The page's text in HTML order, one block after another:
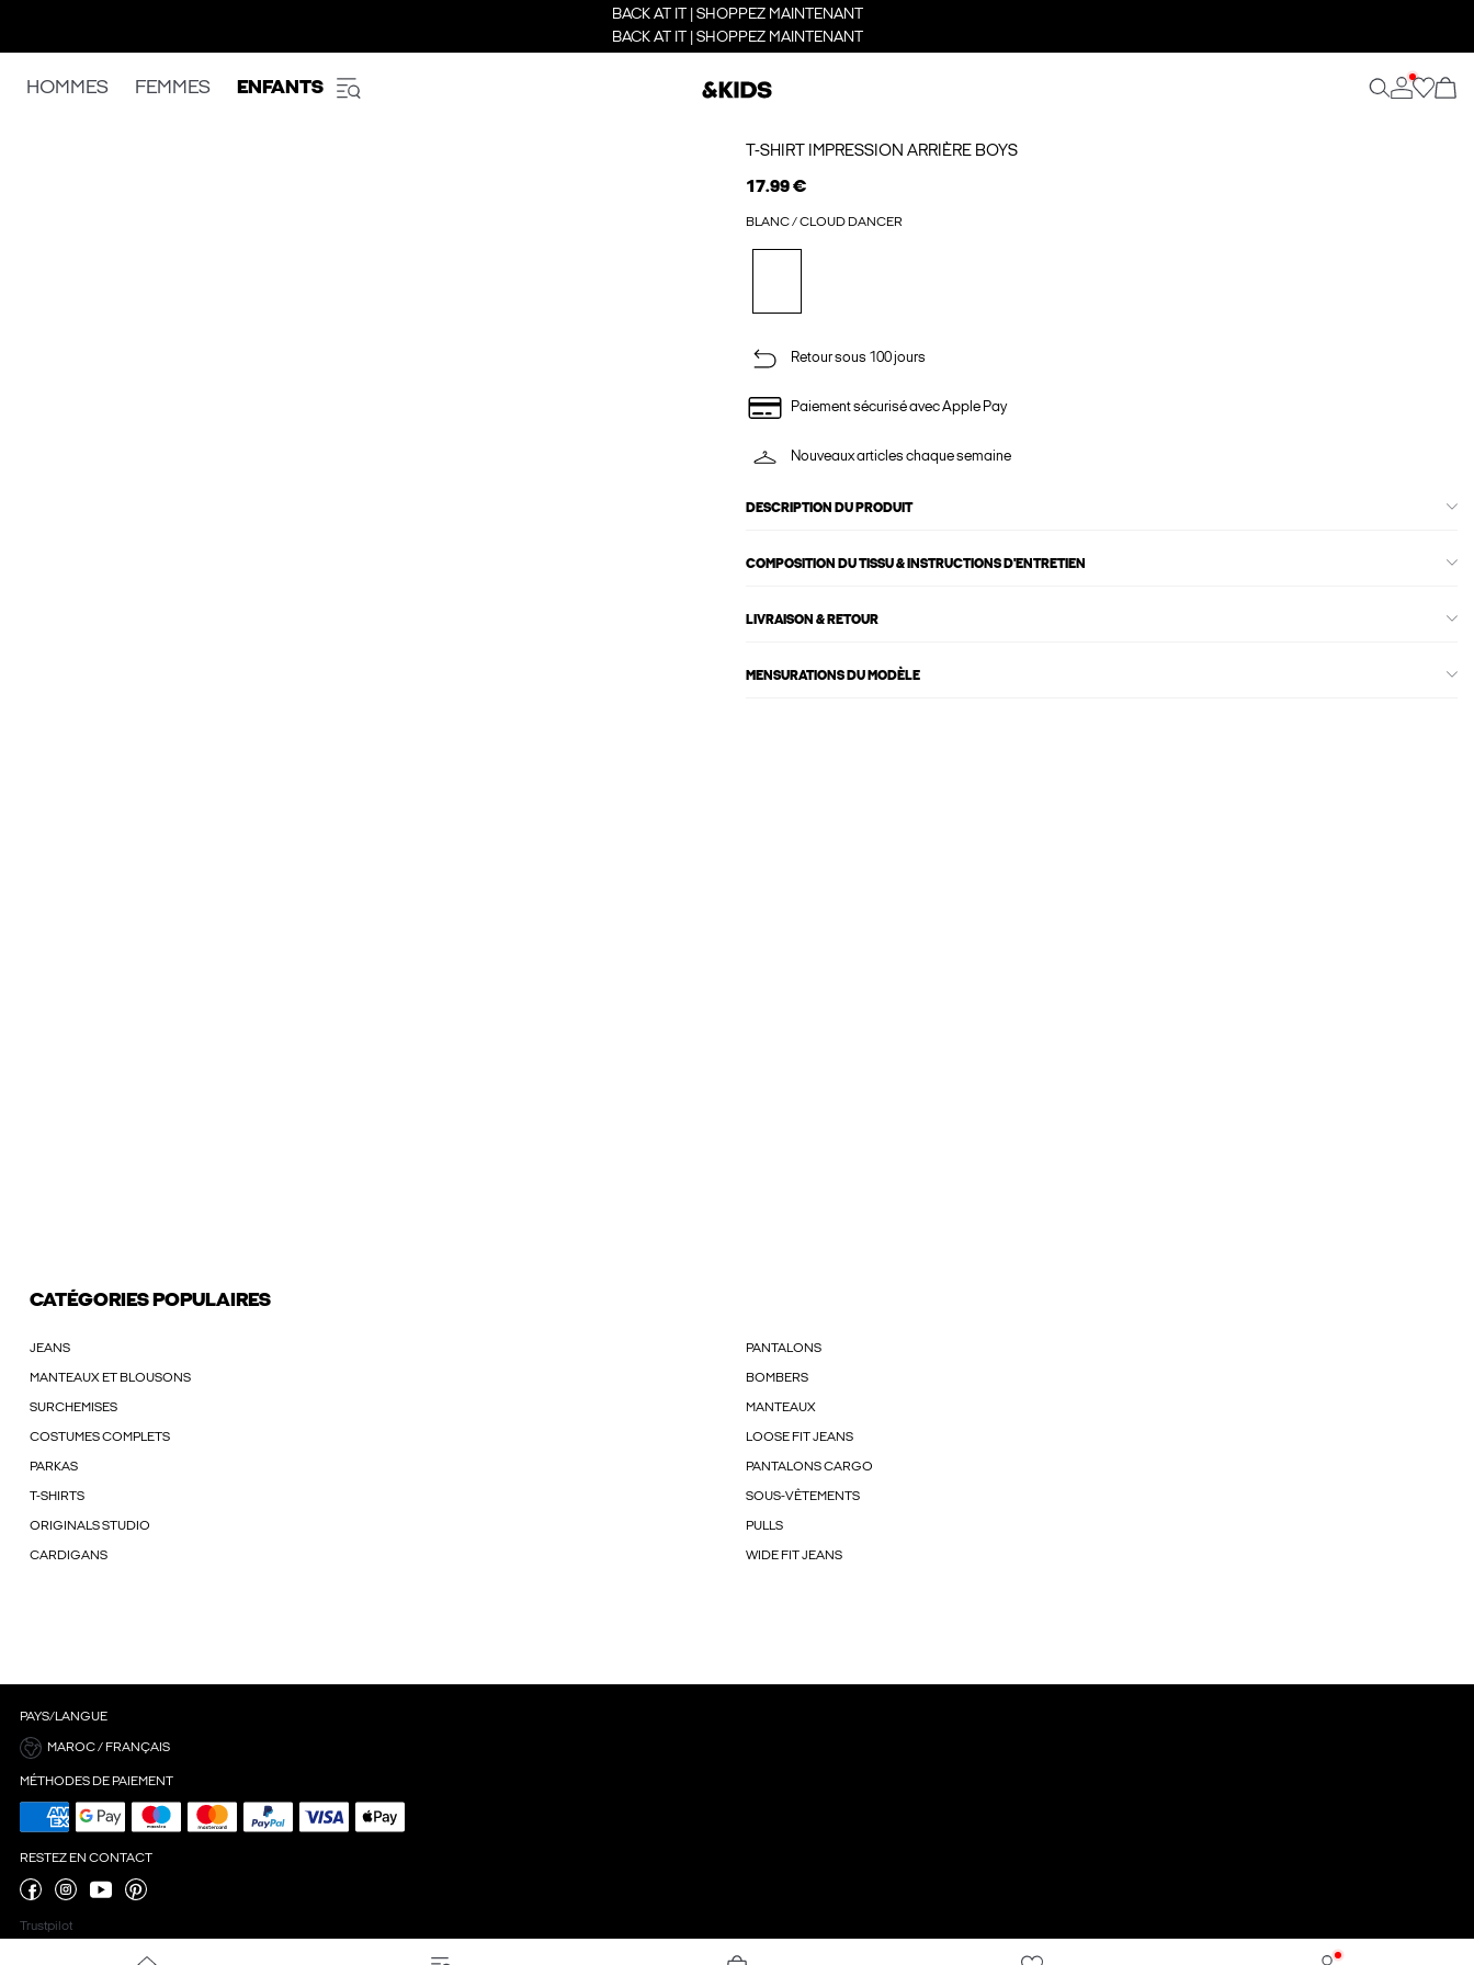
BACK AT IT | SHOPPEZ MAINTENANT
BACK AT IT | SHOPPEZ MAINTENANT
HOMMES FEMMES ENFANTS
T-SHIRT IMPRESSION ARRIÈRE BOYS
17.99 €
BLANC / CLOUD DANCER
Retour sous 100 jours
Paiement sécurisé avec Apple Pay
Nouveaux articles chaque semaine
DESCRIPTION DU PRODUIT
COMPOSITION DU TISSU & INSTRUCTIONS D'ENTRETIEN
LIVRAISON & RETOUR
MENSURATIONS DU MODÈLE
CATÉGORIES POPULAIRES
JEANS PANTALONS
MANTEAUX ET BLOUSONS BOMBERS
SURCHEMISES MANTEAUX
COSTUMES COMPLETS LOOSE FIT JEANS
PARKAS PANTALONS CARGO
T-SHIRTS SOUS-VÊTEMENTS
ORIGINALS STUDIO PULLS
CARDIGANS WIDE FIT JEANS
PAYS/LANGUE
MAROC / FRANÇAIS
MÉTHODES DE PAIEMENT
RESTEZ EN CONTACT
Trustpilot